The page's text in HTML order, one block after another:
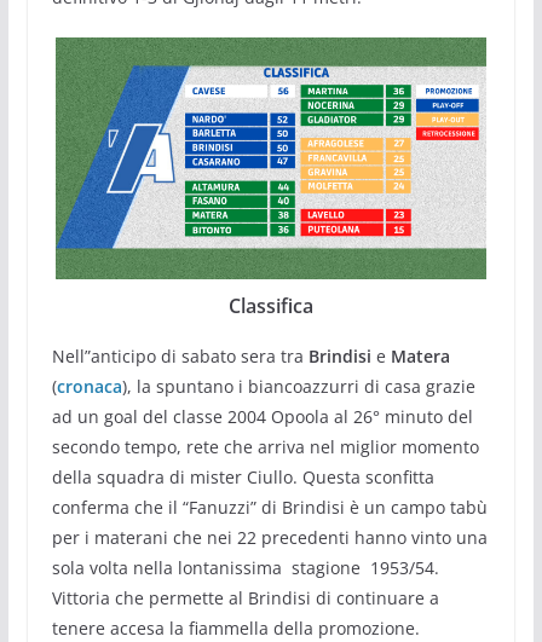
Classifica
Nell”anticipo di sabato sera tra Brindisi e Matera
(cronaca), la spuntano i biancoazzurri di casa grazie
ad un goal del classe 2004 Opoola al 26° minuto del
secondo tempo, rete che arriva nel miglior momento
della squadra di mister Ciullo. Questa sconfitta
conferma che il “Fanuzzi” di Brindisi è un campo tabù
per i materani che nei 22 precedenti hanno vinto una
sola volta nella lontanissima stagione 1953/54.
Vittoria che permette al Brindisi di continuare a
tenere accesa la fiammella della promozione.